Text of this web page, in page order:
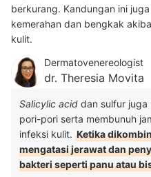
berkurang. Kandungan ini
kemerahan dan bengkak
kulit.
Dermatovenereologist
dr. Theresia Movita
Salicylic acid dan sulfur juga
pori-pori serta membunuh
infeksi kulit. Ketika
mengatasi jerawat dan
bakteri seperti panu atau